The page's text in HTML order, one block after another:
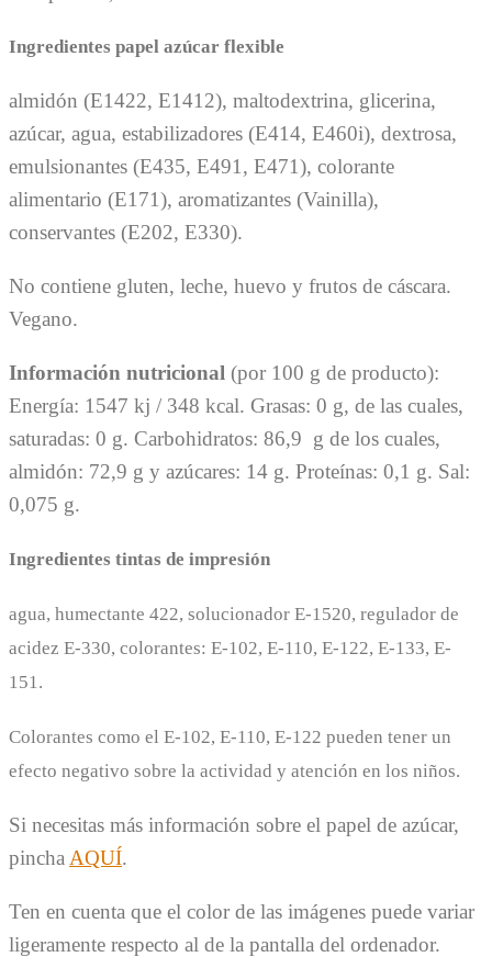
Ingredientes papel azúcar flexible
almidón (E1422, E1412), maltodextrina, glicerina,
azúcar, agua, estabilizadores (E414, E460i), dextrosa,
emulsionantes (E435, E491, E471), colorante
alimentario (E171), aromatizantes (Vainilla),
conservantes (E202, E330).
No contiene gluten, leche, huevo y frutos de cáscara.
Vegano.
Información nutricional (por 100 g de producto):
Energía: 1547 kj / 348 kcal. Grasas: 0 g, de las cuales,
saturadas: 0 g. Carbohidratos: 86,9 g de los cuales,
almidón: 72,9 g y azúcares: 14 g. Proteínas: 0,1 g. Sal:
0,075 g.
Ingredientes tintas de impresión
agua, humectante 422, solucionador E-1520, regulador de
acidez E-330, colorantes: E-102, E-110, E-122, E-133, E-
151.
Colorantes como el E-102, E-110, E-122 pueden tener un
efecto negativo sobre la actividad y atención en los niños.
Si necesitas más información sobre el papel de azúcar,
pincha AQUÍ.
Ten en cuenta que el color de las imágenes puede variar
ligeramente respecto al de la pantalla del ordenador.